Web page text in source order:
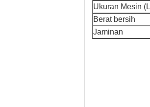
Ukuran Mesin
Berat bersih
Jaminan